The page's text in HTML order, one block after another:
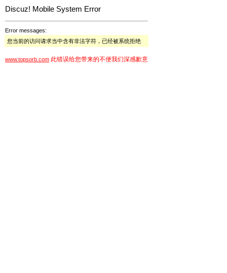
Discuz! Mobile System Error
Error messages:
您当前的访问请求当中含有非法字符，已经被系统拒绝
www.topsorb.com 此错误给您带来的不便我们深感歉意